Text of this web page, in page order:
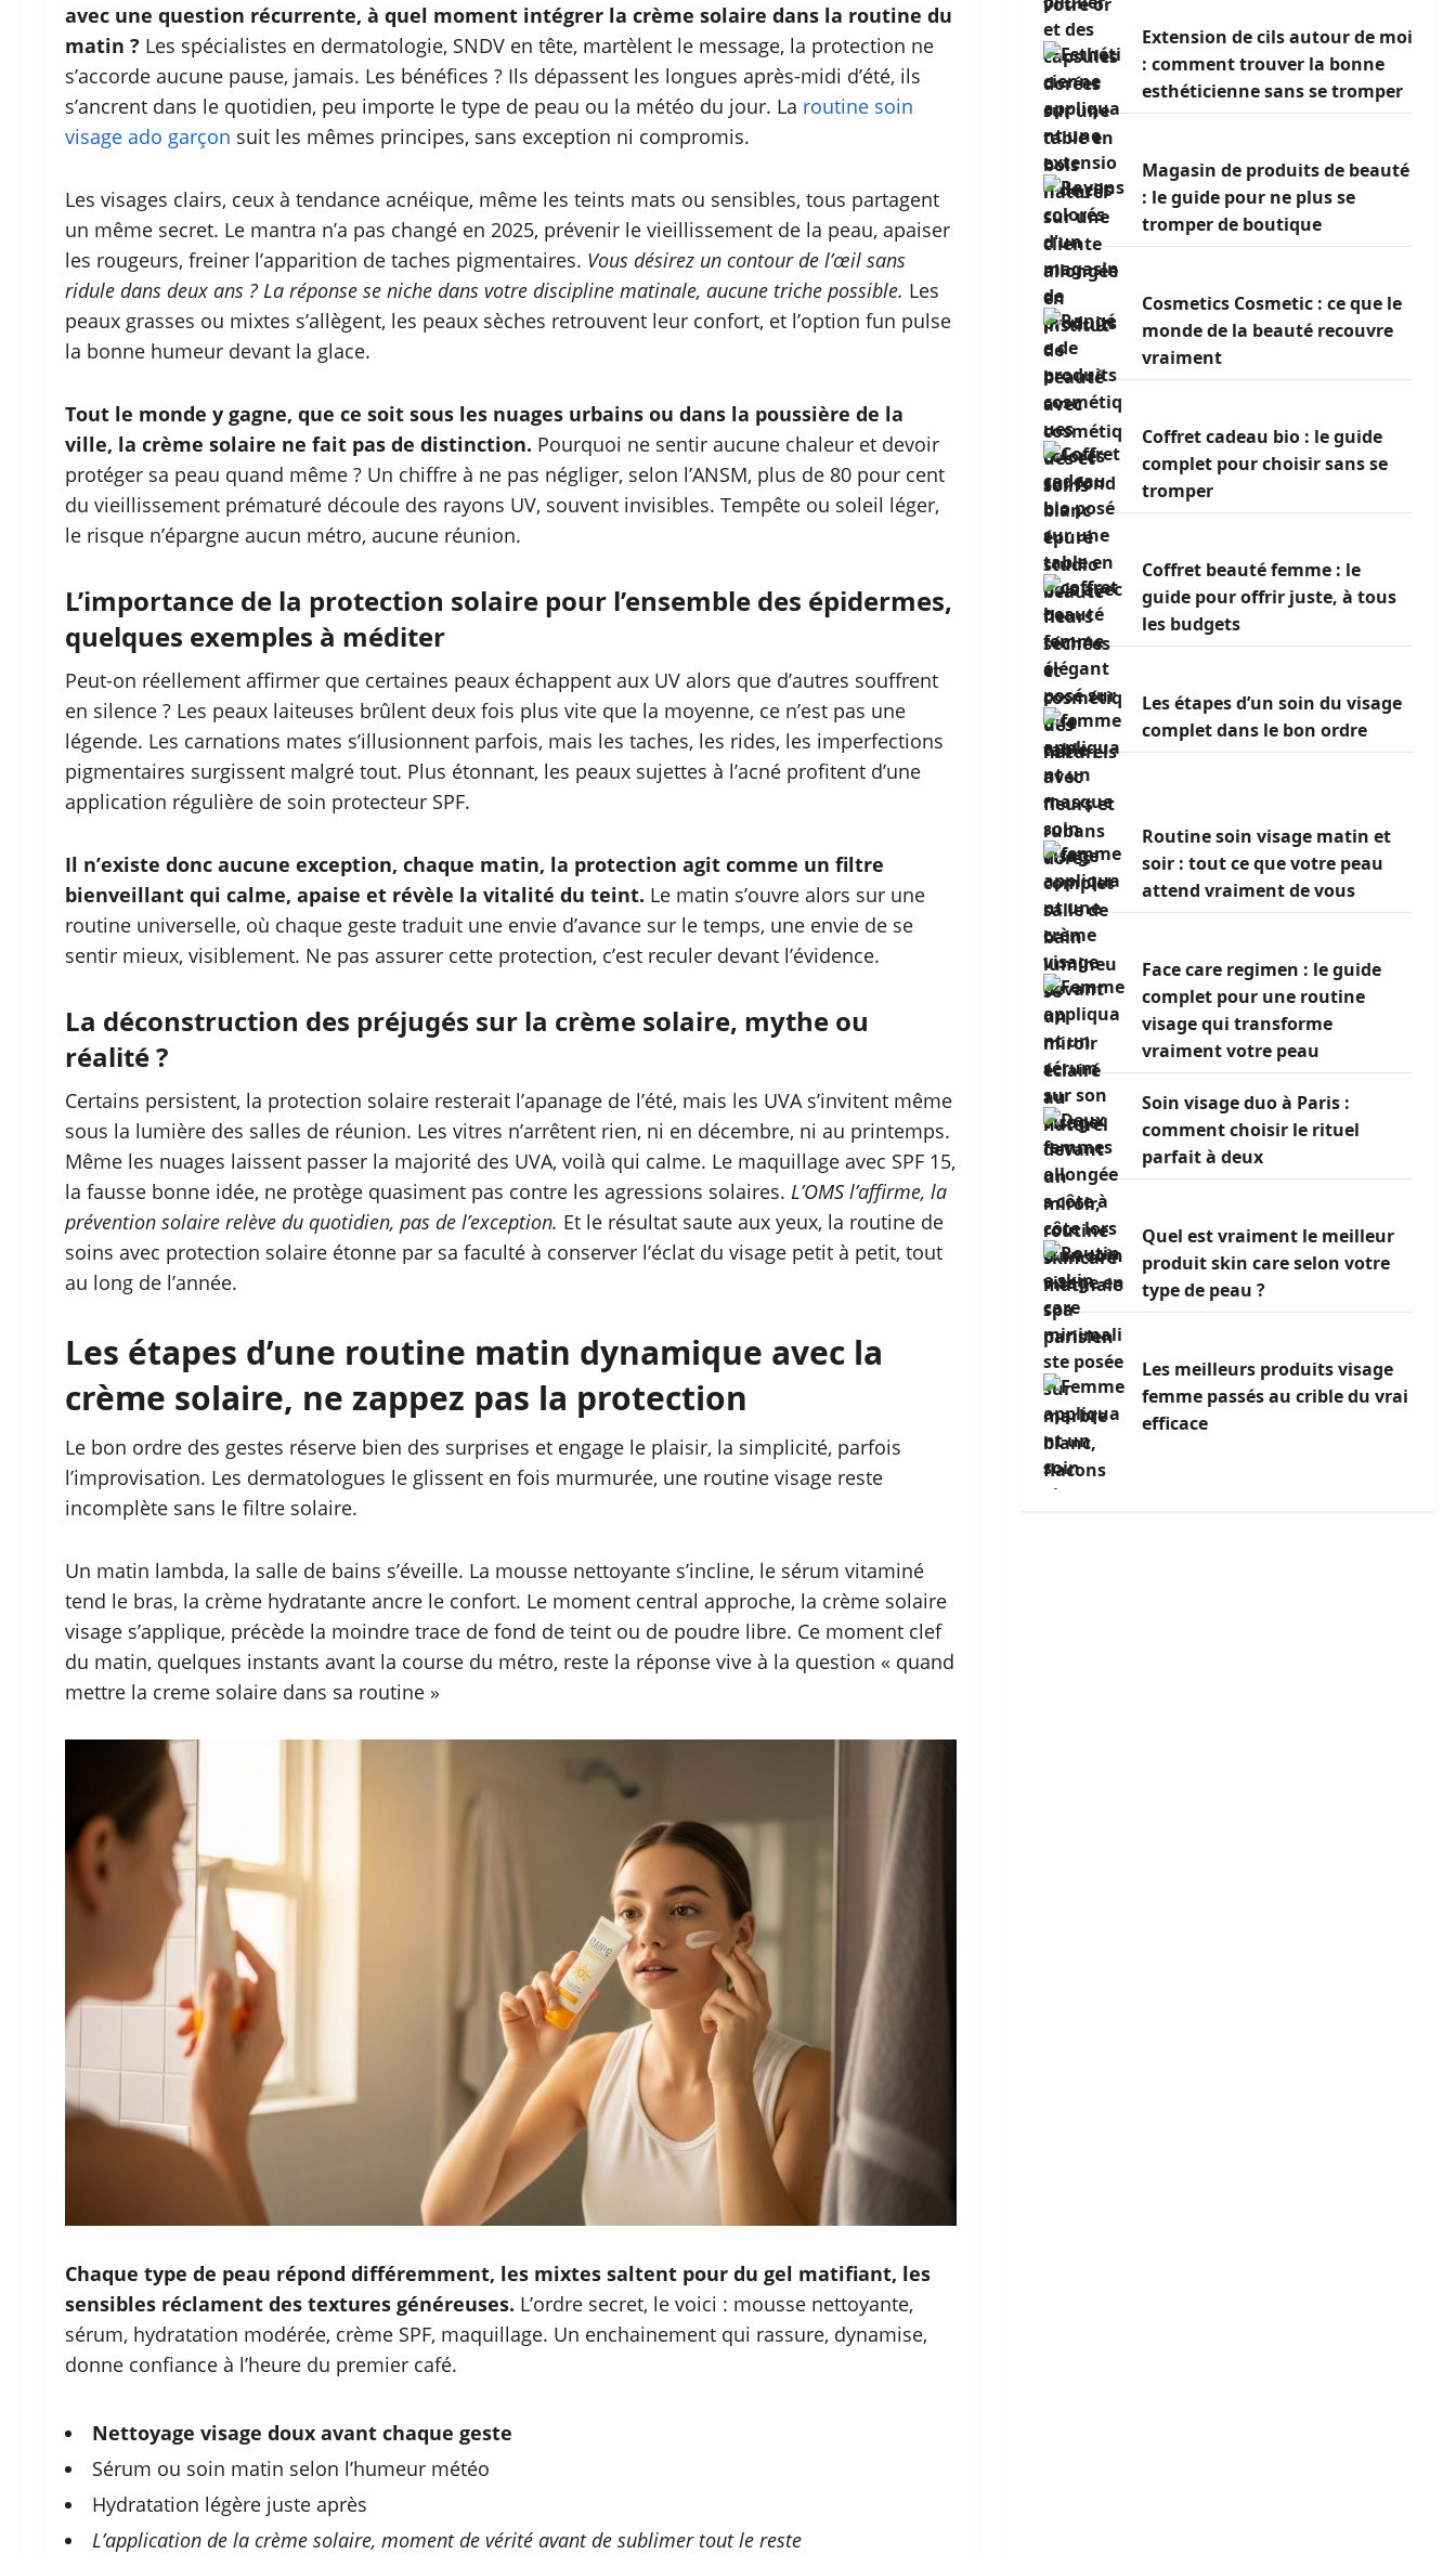
avec une question récurrente, à quel moment intégrer la crème solaire dans la routine du
matin ? Les spécialistes en dermatologie, SNDV en tête, martèlent le message, la protection ne
s’accorde aucune pause, jamais. Les bénéfices ? Ils dépassent les longues après-midi d’été, ils
s’ancrent dans le quotidien, peu importe le type de peau ou la météo du jour. La routine soin
visage ado garçon suit les mêmes principes, sans exception ni compromis.
Les visages clairs, ceux à tendance acnéique, même les teints mats ou sensibles, tous partagent
un même secret. Le mantra n’a pas changé en 2025, prévenir le vieillissement de la peau, apaiser
les rougeurs, freiner l’apparition de taches pigmentaires. Vous désirez un contour de l’œil sans
ridule dans deux ans ? La réponse se niche dans votre discipline matinale, aucune triche possible. Les
peaux grasses ou mixtes s’allègent, les peaux sèches retrouvent leur confort, et l’option fun pulse
la bonne humeur devant la glace.
Tout le monde y gagne, que ce soit sous les nuages urbains ou dans la poussière de la
ville, la crème solaire ne fait pas de distinction. Pourquoi ne sentir aucune chaleur et devoir
protéger sa peau quand même ? Un chiffre à ne pas négliger, selon l’ANSM, plus de 80 pour cent
du vieillissement prématuré découle des rayons UV, souvent invisibles. Tempête ou soleil léger,
le risque n’épargne aucun métro, aucune réunion.
L’importance de la protection solaire pour l’ensemble des épidermes,
quelques exemples à méditer
Peut-on réellement affirmer que certaines peaux échappent aux UV alors que d’autres souffrent
en silence ? Les peaux laiteuses brûlent deux fois plus vite que la moyenne, ce n’est pas une
légende. Les carnations mates s’illusionnent parfois, mais les taches, les rides, les imperfections
pigmentaires surgissent malgré tout. Plus étonnant, les peaux sujettes à l’acné profitent d’une
application régulière de soin protecteur SPF.
Il n’existe donc aucune exception, chaque matin, la protection agit comme un filtre
bienveillant qui calme, apaise et révèle la vitalité du teint. Le matin s’ouvre alors sur une
routine universelle, où chaque geste traduit une envie d’avance sur le temps, une envie de se
sentir mieux, visiblement. Ne pas assurer cette protection, c’est reculer devant l’évidence.
La déconstruction des préjugés sur la crème solaire, mythe ou
réalité ?
Certains persistent, la protection solaire resterait l’apanage de l’été, mais les UVA s’invitent même
sous la lumière des salles de réunion. Les vitres n’arrêtent rien, ni en décembre, ni au printemps.
Même les nuages laissent passer la majorité des UVA, voilà qui calme. Le maquillage avec SPF 15,
la fausse bonne idée, ne protège quasiment pas contre les agressions solaires. L’OMS l’affirme, la
prévention solaire relève du quotidien, pas de l’exception. Et le résultat saute aux yeux, la routine de
soins avec protection solaire étonne par sa faculté à conserver l’éclat du visage petit à petit, tout
au long de l’année.
Les étapes d’une routine matin dynamique avec la
crème solaire, ne zappez pas la protection
Le bon ordre des gestes réserve bien des surprises et engage le plaisir, la simplicité, parfois
l’improvisation. Les dermatologues le glissent en fois murmurée, une routine visage reste
incomplète sans le filtre solaire.
Un matin lambda, la salle de bains s’éveille. La mousse nettoyante s’incline, le sérum vitaminé
tend le bras, la crème hydratante ancre le confort. Le moment central approche, la crème solaire
visage s’applique, précède la moindre trace de fond de teint ou de poudre libre. Ce moment clef
du matin, quelques instants avant la course du métro, reste la réponse vive à la question « quand
mettre la creme solaire dans sa routine »
Chaque type de peau répond différemment, les mixtes saltent pour du gel matifiant, les
sensibles réclament des textures généreuses. L’ordre secret, le voici : mousse nettoyante,
sérum, hydratation modérée, crème SPF, maquillage. Un enchainement qui rassure, dynamise,
donne confiance à l’heure du premier café.
Nettoyage visage doux avant chaque geste
Sérum ou soin matin selon l’humeur météo
Hydratation légère juste après
L’application de la crème solaire, moment de vérité avant de sublimer tout le reste
Extension de cils autour de moi
: comment trouver la bonne
esthéticienne sans se tromper
Magasin de produits de beauté
: le guide pour ne plus se
tromper de boutique
Cosmetics Cosmetic : ce que le
monde de la beauté recouvre
vraiment
Coffret cadeau bio : le guide
complet pour choisir sans se
tromper
Coffret beauté femme : le
guide pour offrir juste, à tous
les budgets
Les étapes d’un soin du visage
complet dans le bon ordre
Routine soin visage matin et
soir : tout ce que votre peau
attend vraiment de vous
Face care regimen : le guide
complet pour une routine
visage qui transforme
vraiment votre peau
Soin visage duo à Paris :
comment choisir le rituel
parfait à deux
Quel est vraiment le meilleur
produit skin care selon votre
type de peau ?
Les meilleurs produits visage
femme passés au crible du vrai
efficace